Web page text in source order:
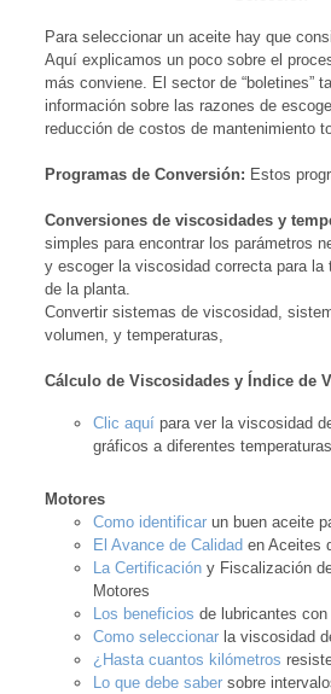
Para seleccionar un aceite hay que
Aquí explicamos un poco sobre el
más conviene. El sector de “boletines”
información sobre las razones de
reducción de costos de mantenimiento
Programas de Conversión: Estos
Conversiones de viscosidades y
simples para encontrar los parámetros
y escoger la viscosidad correcta para la
de la planta.
Convertir sistemas de viscosidad,
volumen, y temperaturas,
Cálculo de Viscosidades y Índice de
Clic aquí para ver la viscosidad
gráficos a diferentes temperaturas
Motores
Como identificar un buen aceite
El Avance de Calidad en Aceites
La Certificación y Fiscalización
Motores
Los beneficios de lubricantes con
Como seleccionar la viscosidad
¿Hasta cuantos kilómetros
Lo que debe saber sobre